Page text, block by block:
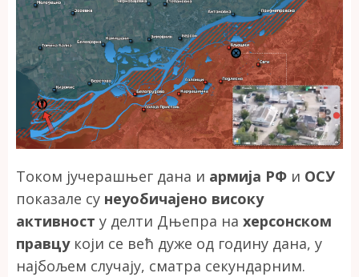
Током јучерашњег дана и армија РФ и ОСУ
показале су неуобичајено високу
активност у делти Дњепра на херсонском
правцукоји се већ дуже од годину дана, у
најбољем случају, сматра секундарним.